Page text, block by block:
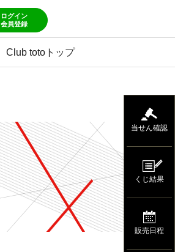
ログイン
会員登録
Club totoトップ
当せん確認
くじ結果
販売日程